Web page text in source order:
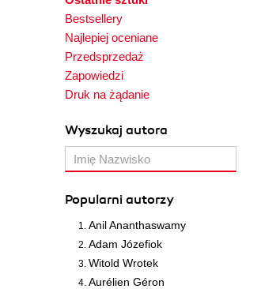
Bestsellery
Najlepiej oceniane
Przedsprzedaż
Zapowiedzi
Druk na żądanie
Wyszukaj autora
Popularni autorzy
Anil Ananthaswamy
Adam Józefiok
Witold Wrotek
Aurélien Géron